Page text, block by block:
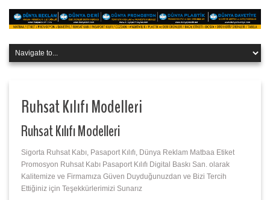
Ruhsat Kılıfı Modelleri
Ruhsat Kılıfı Modelleri
Sigorta Ruhsat Kabı, Pasaport Kılıfı, Dünya Reklam Matbaa Etiket
Promosyon Ruhsat Kabı Pasaport Kılıfı Digital Baskı San. olarak
Kalitemize ve Firmamıza Güven Duyduğunuzdan ve Bizi Tercih
Ettiğiniz için Teşekkürlerimizi Sunarız